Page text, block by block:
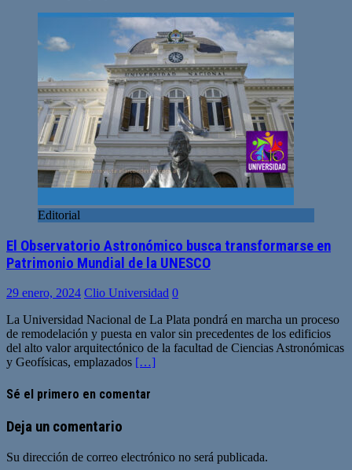
Editorial
El Observatorio Astronómico busca transformarse en
Patrimonio Mundial de la UNESCO
29 enero, 2024 Clio Universidad 0
La Universidad Nacional de La Plata pondrá en marcha un proceso
de remodelación y puesta en valor sin precedentes de los edificios
del alto valor arquitectónico de la facultad de Ciencias Astronómicas
y Geofísicas, emplazados […]
Sé el primero en comentar
Deja un comentario
Su dirección de correo electrónico no será publicada.